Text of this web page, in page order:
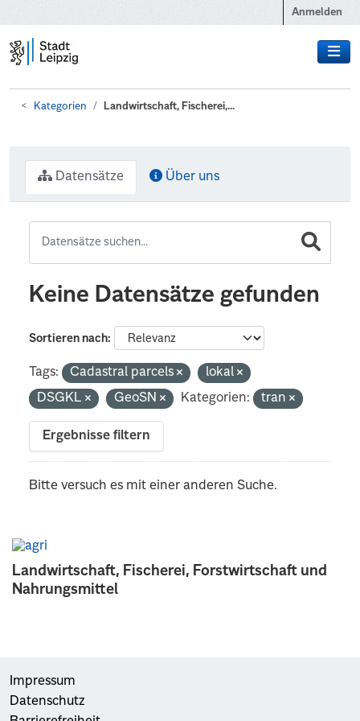
Anmelden
Kategorien Landwirtschaft, Fischerei,...
Landwirtschaft, Fischerei, Forstwirtschaft und
Nahrungsmittel
Datensätze Über uns
Keine Datensätze gefunden
Sortieren nach
Tags: Cadastral parcels
lokal
DSGKL
GeoSN Kategorien: tran
Ergebnisse filtern
Bitte versuch es mit einer anderen Suche.
Impressum
Datenschutz